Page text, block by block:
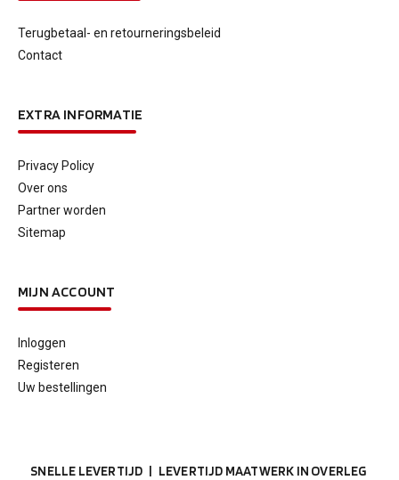
Terugbetaal- en retourneringsbeleid
Contact
EXTRA INFORMATIE
Privacy Policy
Over ons
Partner worden
Sitemap
MIJN ACCOUNT
Inloggen
Registeren
Uw bestellingen
SNELLE LEVERTIJD | LEVERTIJD MAATWERK IN OVERLEG